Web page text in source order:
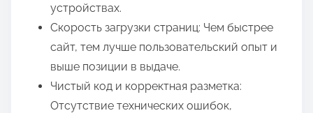
устройствах.
Скорость загрузки страниц: Чем быстрее
сайт, тем лучше пользовательский опыт и
выше позиции в выдаче.
Чистый код и корректная разметка:
Отсутствие технических ошибок,